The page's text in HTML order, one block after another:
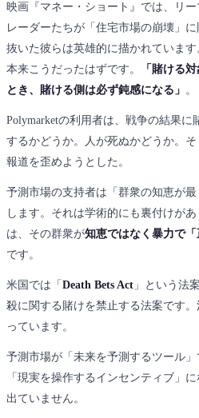
映画『マネー・ショート』では、リ
レーダーたちが「住宅市場の崩壊」
抜いた彼らは英雄的に描かれていま
本来こうだったはずです。
「賭ける
とき、賭ける側は必ず鈍感になる」 。
Polymarketの利用者は、戦争の結果
するかどうか。人が死ぬかどうか。そ
報道を歪めようとした。
予測市場の支持者は「群衆の知恵が
します。それは学術的にも裏付けが
は、その群衆が知恵ではなく暴力で
です。
米国では「 Death Bets Act 」という法
殺に関する賭けを禁止する法案です
っています。
予測市場が「未来を予測するツール
「現実を操作するインセンティブ」
出ていません。